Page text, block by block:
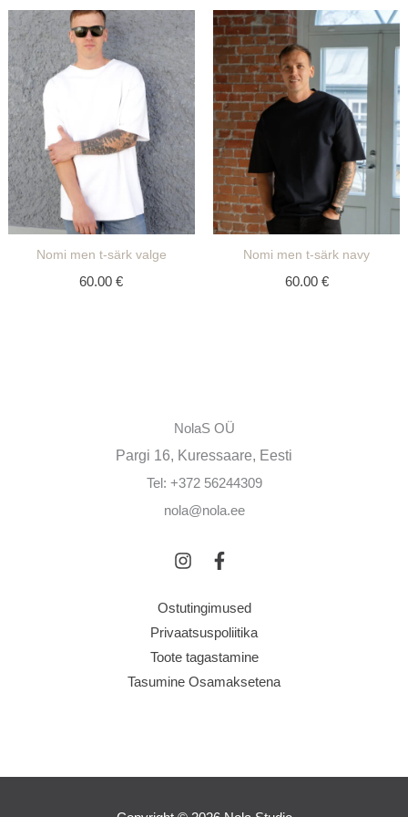
Nomi men t-särk valge
60.00€
Nomi men t-särk navy
60.00 €
NolaS OÜ
Pargi 16, Kuressaare, Eesti
Tel: +372 56244309
nola@nola.ee
Ostutingimused
Privaatsuspoliitika
Toote tagastamine
Tasumine Osamaksetena